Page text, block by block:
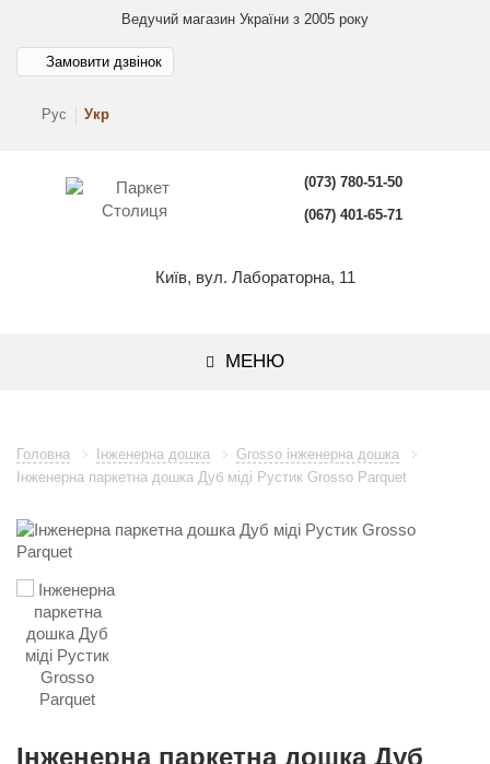
Ведучий магазин України з 2005 року
Рус Укр
Замовити дзвінок
(073) 780-51-50
(067) 401-65-71
Київ, вул. Лабораторна, 11
МЕНЮ
Головна Інженерна дошка
Grosso інженерна дошка
Інженерна паркетна дошка Дуб міді Рустик Grosso Parquet
Інженерна паркетна дошка Дуб